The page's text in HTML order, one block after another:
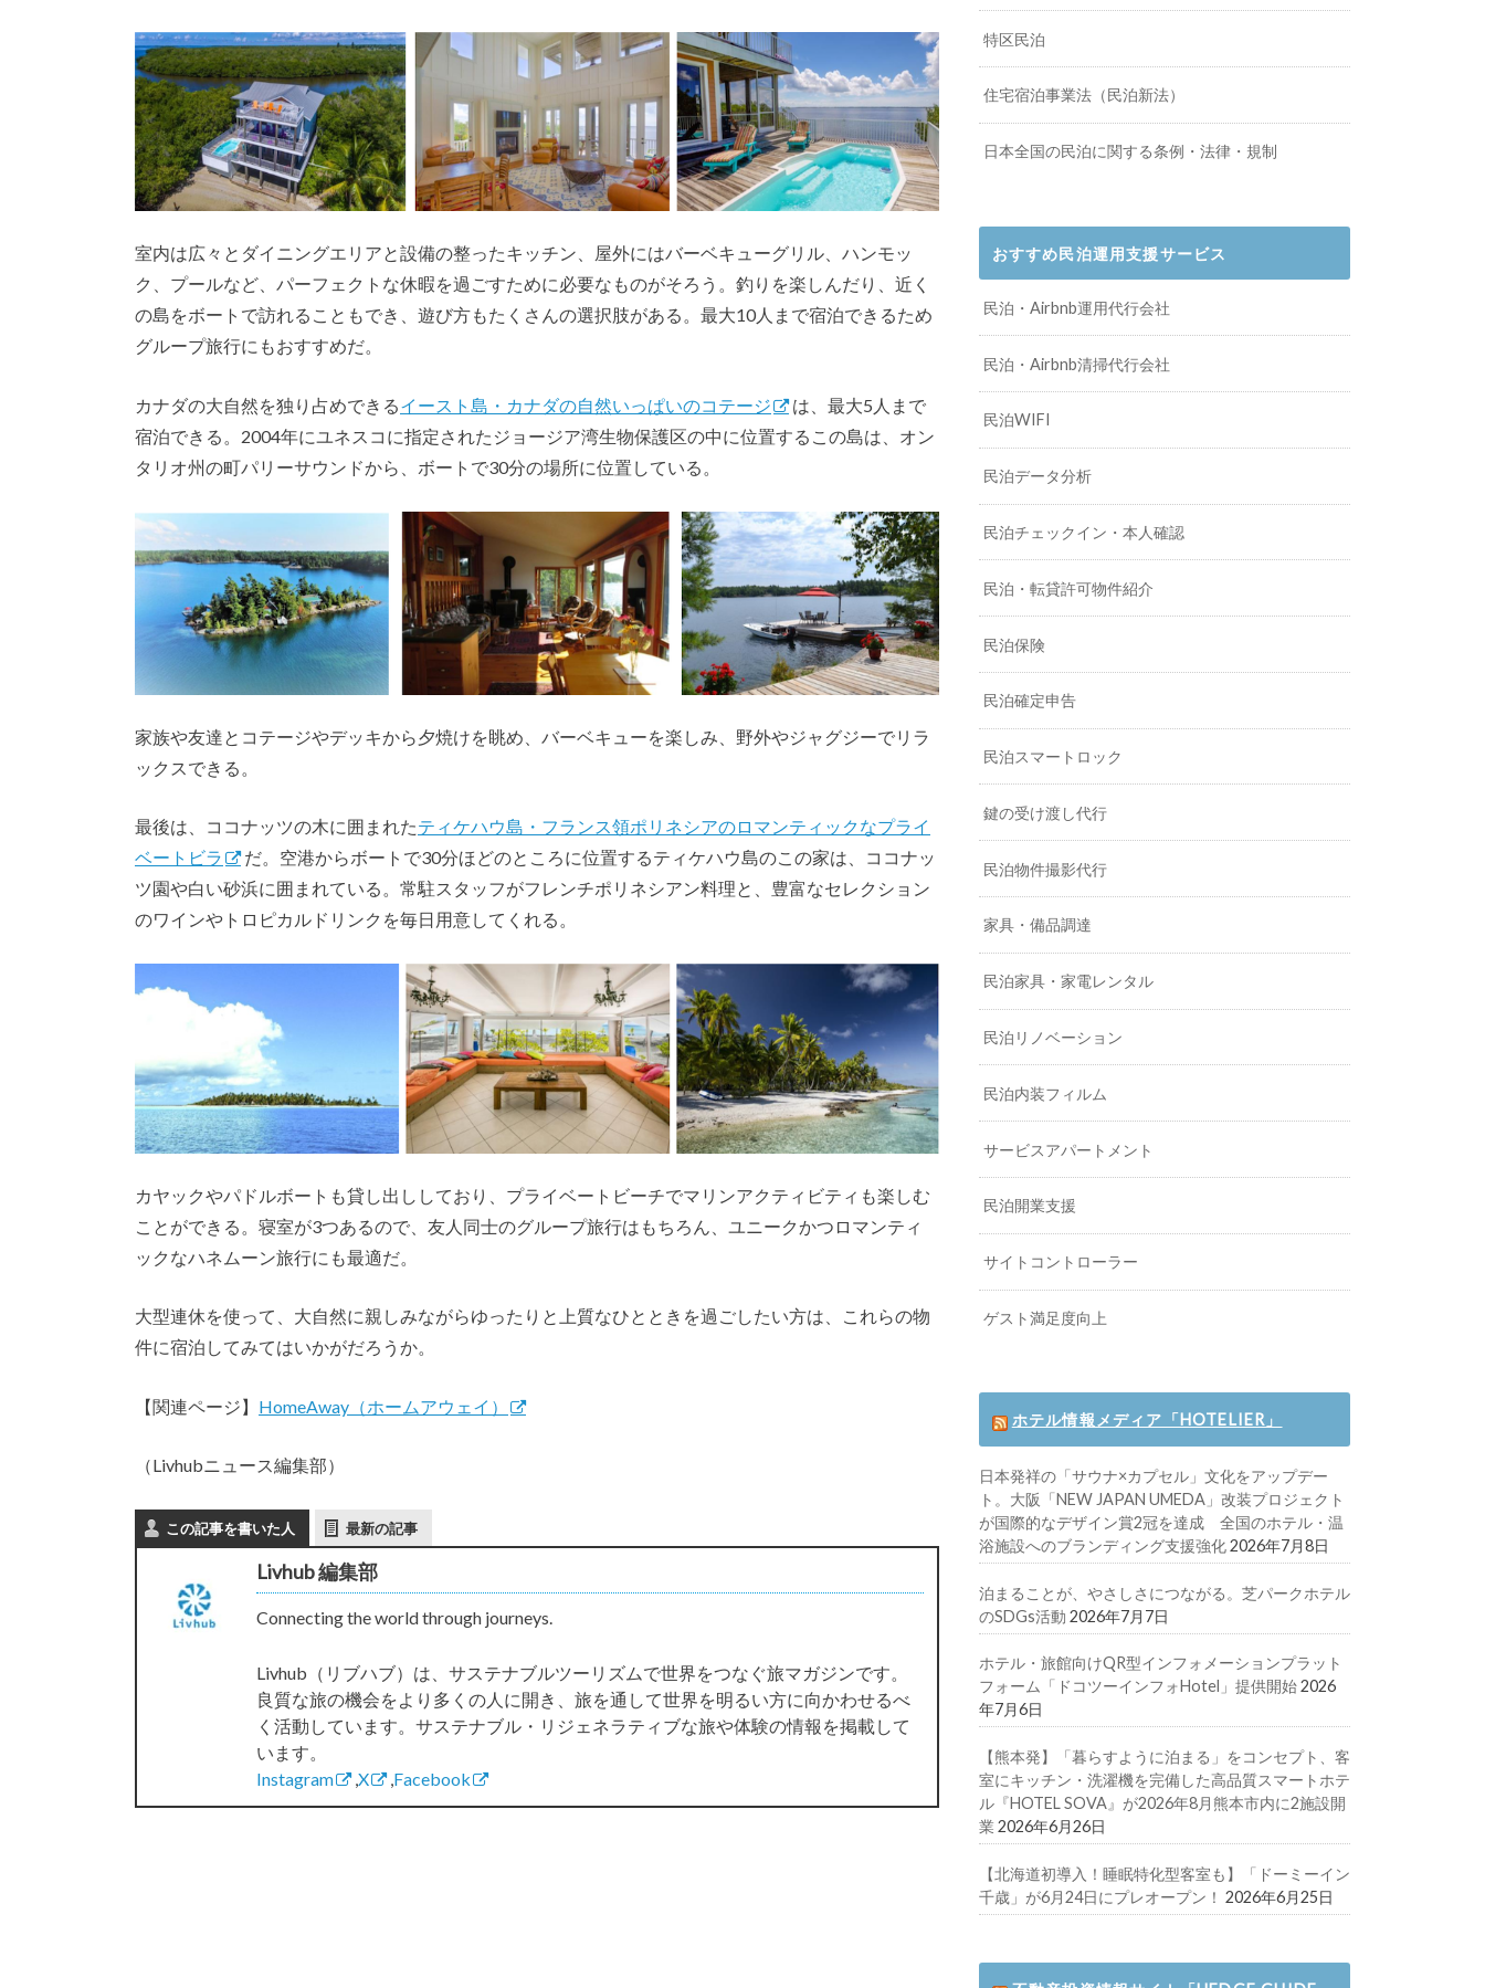
室内は広々とダイニングエリアと設備の整ったキッチン、屋外にはバーベキューグリル、ハンモッ
ク、プールなど、パーフェクトな休暇を過ごすために必要なものがそろう。釣りを楽しんだり、近く
の島をボートで訪れることもでき、遊び方もたくさんの選択肢がある。最大10人まで宿泊できるため
グループ旅行にもおすすめだ。
カナダの大自然を独り占めできるイースト島・カナダの自然いっぱいのコテージ
は、最大5人まで
宿泊できる。2004年にユネスコに指定されたジョージア湾生物保護区の中に位置するこの島は、オン
タリオ州の町パリーサウンドから、ボートで30分の場所に位置している。
家族や友達とコテージやデッキから夕焼けを眺め、バーベキューを楽しみ、野外やジャグジーでリラ
ックスできる。
最後は、ココナッツの木に囲まれたティケハウ島・フランス領ポリネシアのロマンティックなプライ
ベートビラ
だ。空港からボートで30分ほどのところに位置するティケハウ島のこの家は、ココナッ
ツ園や白い砂浜に囲まれている。常駐スタッフがフレンチポリネシアン料理と、豊富なセレクション
のワインやトロピカルドリンクを毎日用意してくれる。
カヤックやパドルボートも貸し出ししており、プライベートビーチでマリンアクティビティも楽しむ
ことができる。寝室が3つあるので、友人同士のグループ旅行はもちろん、ユニークかつロマンティ
ックなハネムーン旅行にも最適だ。
大型連休を使って、大自然に親しみながらゆったりと上質なひとときを過ごしたい方は、これらの物
件に宿泊してみてはいかがだろうか。
【関連ページ】 HomeAway（ホームアウェイ）
（Livhubニュース編集部）
この記事を書いた人 最新の記事
Livhub 編集部
Connecting the world through journeys.
Livhub（リブハブ）は、サステナブルツーリズムで世界をつなぐ旅マガジンです。
良質な旅の機会をより多くの人に開き、旅を通して世界を明るい方に向かわせるべ
く活動しています。サステナブル・リジェネラティブな旅や体験の情報を掲載して
います。
Instagram
X Facebook
特区民泊
住宅宿泊事業法（民泊新法）
日本全国の民泊に関する条例・法律・規制
おすすめ民泊運用支援サービス
民泊・Airbnb運用代行会社
民泊・Airbnb清掃代行会社
民泊WIFI
民泊データ分析
民泊チェックイン・本人確認
民泊・転貸許可物件紹介
民泊保険
民泊確定申告
民泊スマートロック
鍵の受け渡し代行
民泊物件撮影代行
家具・備品調達
民泊家具・家電レンタル
民泊リノベーション
民泊内装フィルム
サービスアパートメント
民泊開業支援
サイトコントローラー
ゲスト満足度向上
ホテル情報メディア「HOTELIER」
日本発祥の「サウナ×カプセル」文化をアップデー
ト。大阪「NEW JAPAN UMEDA」改装プロジェクト
が国際的なデザイン賞2冠を達成 全国のホテル・温
浴施設へのブランディング支援強化2026年7月8日
泊まることが、やさしさにつながる。芝パークホテル
のSDGs活動 2026年7月7日
ホテル・旅館向けQR型インフォメーションプラット
フォーム「ドコツーインフォHotel」提供開始2026
年7月6日
【熊本発】「暮らすように泊まる」をコンセプト、客
室にキッチン・洗濯機を完備した高品質スマートホテ
ル『HOTEL SOVA』が2026年8月熊本市内に2施設開
業 2026年6月26日
【北海道初導入！睡眠特化型客室も】「ドーミーイン
千歳」が6月24日にプレオープン！ 2026年6月25日